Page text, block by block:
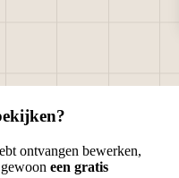
ontvangen bewerken,
een gratis